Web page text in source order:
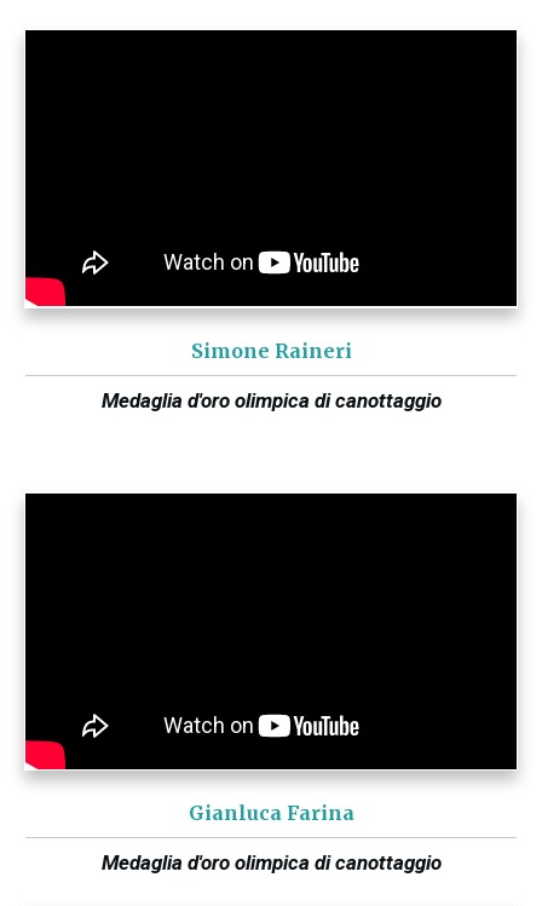
Simone Raineri
Medaglia d'oro olimpica di canottaggio
Gianluca Farina
Medaglia d'oro olimpica di canottaggio